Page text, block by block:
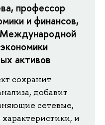
профессор
и финансов,
Международной
активов
сохранит
добавит
сетевые,
и